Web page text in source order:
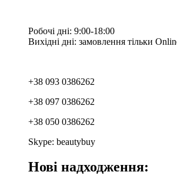
Робочі дні: 9:00-18:00
Вихідні дні: замовлення тільки
+38 093 0386262
+38 097 0386262
+38 050 0386262
Skype: beautybuy
Нові надходження: